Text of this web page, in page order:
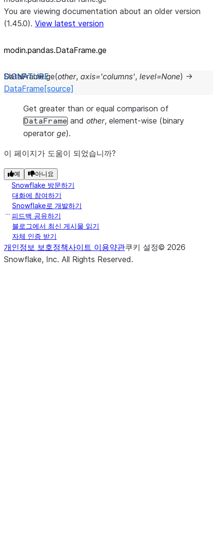
You are viewing documentation about an older version
(1.45.0). View latest version
modin.pandas.DataFrame.ge
DataFrame.ge(other, axis='columns', level=None) →
DataFrame [source]
Get greater than or equal comparison of
DataFrame and other, element-wise (binary
operator ge).
이 페이지가 도움이 되었습니까?
예 아니요
Snowflake 방문하기
대화에 참여하기
Snowflake로 개발하기
피드백 공유하기
블로그에서 최신 게시물 읽기
자체 인증 받기
개인정보 보호정책사이트 이용약관쿠키 설정© 2026
Snowflake, Inc. All Rights Reserved.